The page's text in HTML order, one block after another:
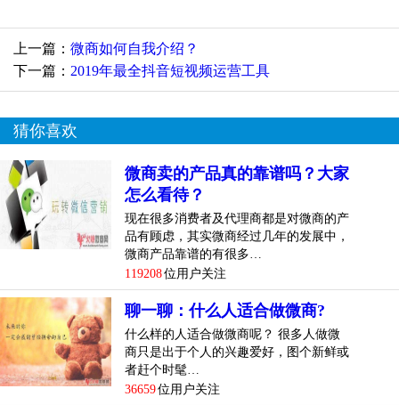
上一篇： 微商如何自我介绍？
下一篇： 2019年最全抖音短视频运营工具
猜你喜欢
微商卖的产品真的靠谱吗？大家
怎么看待？
现在很多消费者及代理商都是对微商的产
品有顾虑，其实微商经过几年的发展中，
微商产品靠谱的有很多…
119208位用户关注
聊一聊：什么人适合做微商?
什么样的人适合做微商呢？ 很多人做微
商只是出于个人的兴趣爱好，图个新鲜或
者赶个时髦…
36659位用户关注